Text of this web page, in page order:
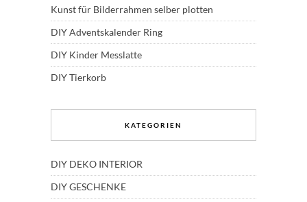
Kunst für Bilderrahmen selber plotten
DIY Adventskalender Ring
DIY Kinder Messlatte
DIY Tierkorb
KATEGORIEN
DIY DEKO INTERIOR
DIY GESCHENKE